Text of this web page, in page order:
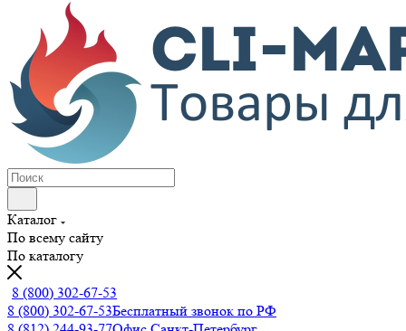
Каталог
По всему сайту
По каталогу
8 (800) 302-67-53
8 (800) 302-67-53Бесплатный звонок по РФ